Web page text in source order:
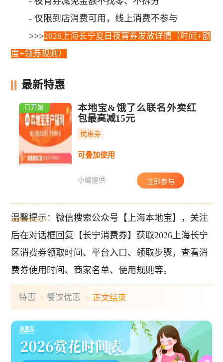
- 仅限到店消费可用，线上消费不参与
>>>2026上海长宁夏日夜宵券发放详情（时间+额
度+领券规则）
最新特惠
已开始
本地宝&饿了么联名外卖红
包最高减15元
优惠券
可叠加使用
小编提供 立即参与
温馨提示：微信搜索公众号【上海本地宝】，关注
后在对话框回复【长宁消费券】获取2026上海长宁
区消费券领取时间、平台入口、领取步骤，查看消
费券使用时间、商家名单、使用规则等。
特惠 餐饮优惠 正文结束